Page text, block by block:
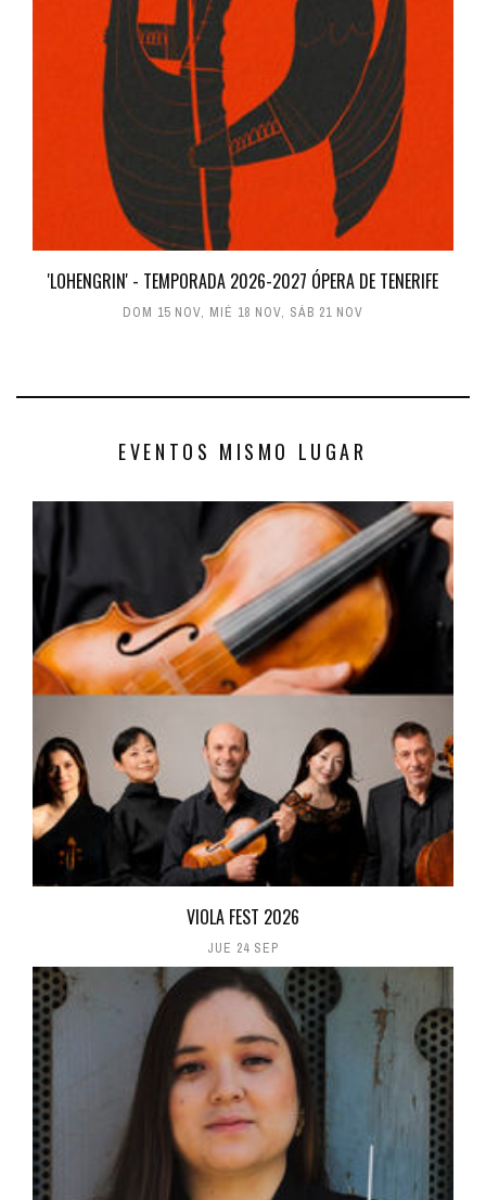
'LOHENGRIN' - TEMPORADA 2026-2027 ÓPERA DE TENERIFE
DOM 15 NOV, MIÉ 18 NOV, SÁB 21 NOV
EVENTOS MISMO LUGAR
VIOLA FEST 2026
JUE 24 SEP